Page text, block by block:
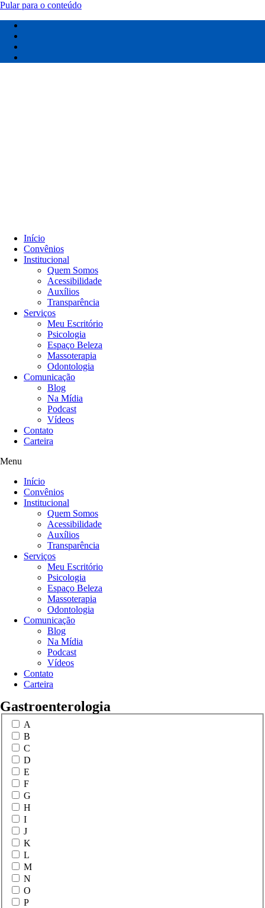
Pular para o conteúdo
Início
Convênios
Institucional
Quem Somos
Acessibilidade
Auxílios
Transparência
Serviços
Meu Escritório
Psicologia
Espaço Beleza
Massoterapia
Odontologia
Comunicação
Blog
Na Mídia
Podcast
Vídeos
Contato
Carteira
Menu
Início
Convênios
Institucional
Quem Somos
Acessibilidade
Auxílios
Transparência
Serviços
Meu Escritório
Psicologia
Espaço Beleza
Massoterapia
Odontologia
Comunicação
Blog
Na Mídia
Podcast
Vídeos
Contato
Carteira
Gastroenterologia
A
B
C
D
E
F
G
H
I
J
K
L
M
N
O
P